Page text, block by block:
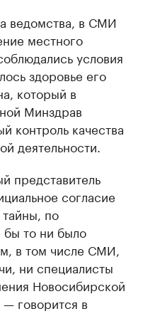
ведомства, в СМИ
местного
условия
здоровье его
который в
Минздрав
контроль качества
деятельности.
представитель
согласие
по
бы то ни было
в том числе СМИ,
ни специалисты
Новосибирской
— говорится в